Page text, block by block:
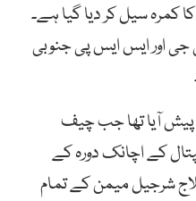
کمرہ سیل کر دیا گیا ہے۔
جی اور ایس ایس پی جنوبی
پیش آیا تھا جب چیف
کے اچانک دورہ کے
شرجیل میمن کے تمام